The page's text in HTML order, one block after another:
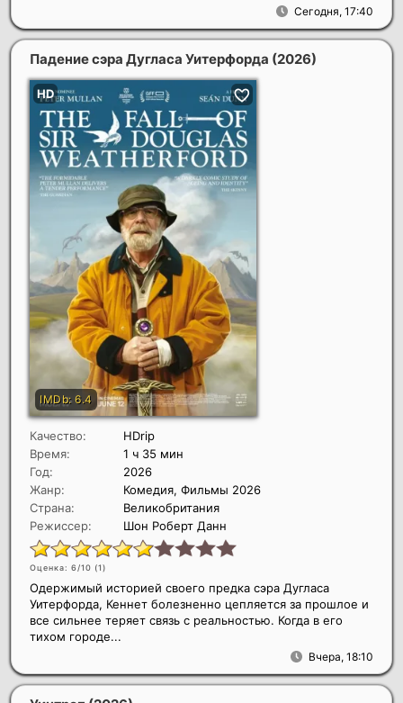
Сегодня, 17:40
Падение сэра Дугласа Уитерфорда (2026)
Качество:
HDrip
Время:
1 ч 35 мин
Год:
2026
Жанр:
Комедия, Фильмы 2026
Страна:
Великобритания
Режиссер:
Шон Роберт Данн
Оценка: 6/10 (1)
Вчера, 18:10
Одержимый историей своего предка сэра Дугласа
Уитерфорда, Кеннет болезненно цепляется за прошлое и
все сильнее теряет связь с реальностью. Когда в его
тихом городе...